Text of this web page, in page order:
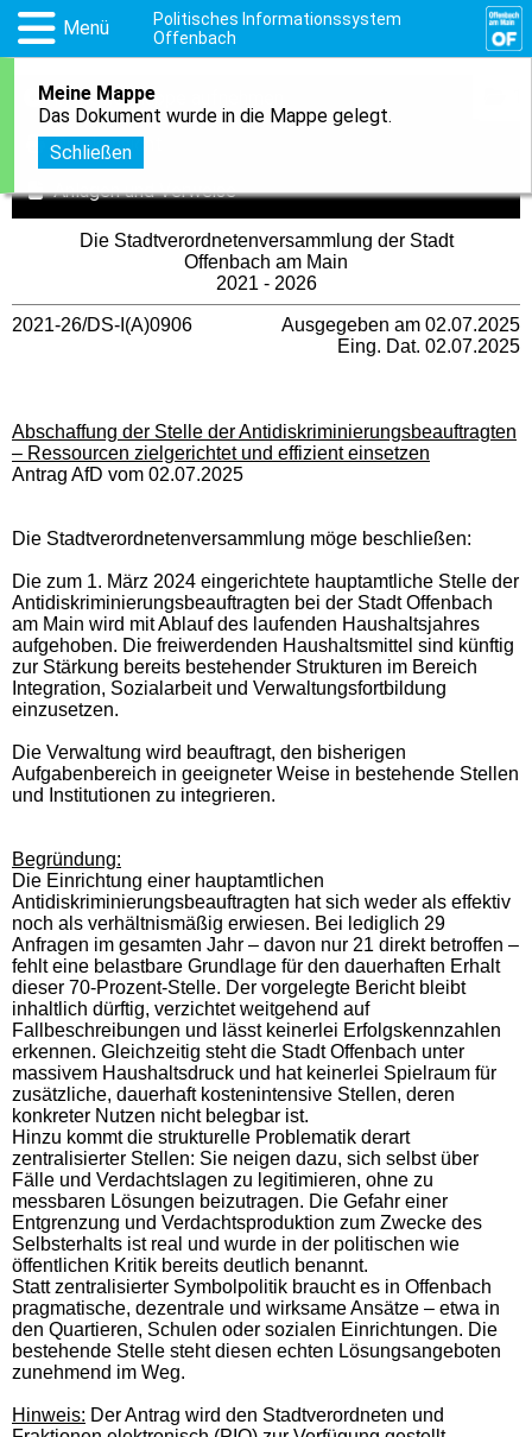
Menü
Politisches Informationssystem
Offenbach
Meine Mappe
Das Dokument wurde in die Mappe gelegt.
Schließen
In meine Mappe aufnehmen
Druckansicht
Anlagen und Verweise
Die Stadtverordnetenversammlung der Stadt
Offenbach am Main
2021 - 2026
2021-26/DS-I(A)0906
Ausgegeben am 02.07.2025
Eing. Dat. 02.07.2025
Abschaffung der Stelle der Antidiskriminierungsbeauftragten
– Ressourcen zielgerichtet und effizient einsetzen
Antrag AfD vom 02.07.2025
Die Stadtverordnetenversammlung möge beschließen:
Die zum 1. März 2024 eingerichtete hauptamtliche Stelle der
Antidiskriminierungsbeauftragten bei der Stadt Offenbach
am Main wird mit Ablauf des laufenden Haushaltsjahres
aufgehoben. Die freiwerdenden Haushaltsmittel sind künftig
zur Stärkung bereits bestehender Strukturen im Bereich
Integration, Sozialarbeit und Verwaltungsfortbildung
einzusetzen.
Die Verwaltung wird beauftragt, den bisherigen
Aufgabenbereich in geeigneter Weise in bestehende Stellen
und Institutionen zu integrieren.
Begründung:
Die Einrichtung einer hauptamtlichen
Antidiskriminierungsbeauftragten hat sich weder als effektiv
noch als verhältnismäßig erwiesen. Bei lediglich 29
Anfragen im gesamten Jahr – davon nur 21 direkt betroffen –
fehlt eine belastbare Grundlage für den dauerhaften Erhalt
dieser 70-Prozent-Stelle. Der vorgelegte Bericht bleibt
inhaltlich dürftig, verzichtet weitgehend auf
Fallbeschreibungen und lässt keinerlei Erfolgskennzahlen
erkennen. Gleichzeitig steht die Stadt Offenbach unter
massivem Haushaltsdruck und hat keinerlei Spielraum für
zusätzliche, dauerhaft kostenintensive Stellen, deren
konkreter Nutzen nicht belegbar ist.
Hinzu kommt die strukturelle Problematik derart
zentralisierter Stellen: Sie neigen dazu, sich selbst über
Fälle und Verdachtslagen zu legitimieren, ohne zu
messbaren Lösungen beizutragen. Die Gefahr einer
Entgrenzung und Verdachtsproduktion zum Zwecke des
Selbsterhalts ist real und wurde in der politischen wie
öffentlichen Kritik bereits deutlich benannt.
Statt zentralisierter Symbolpolitik braucht es in Offenbach
pragmatische, dezentrale und wirksame Ansätze – etwa in
den Quartieren, Schulen oder sozialen Einrichtungen. Die
bestehende Stelle steht diesen echten Lösungsangeboten
zunehmend im Weg.
Hinweis: Der Antrag wird den Stadtverordneten und